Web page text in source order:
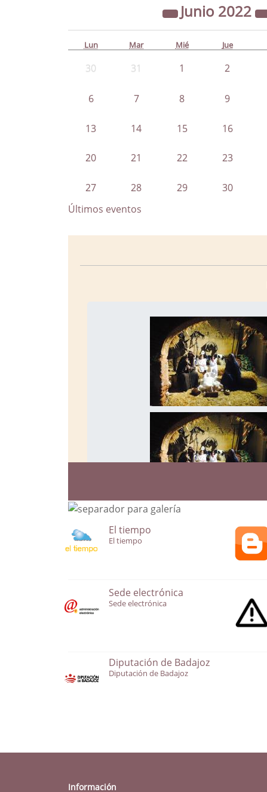
Junio 2022
Lun Mar Mié Jue
30 31 1 2
6 7 8 9
13 14 15 16
20 21 22 23
27 28 29 30
Últimos eventos
El tiempo
El tiempo
Sede electrónica
Sede electrónica
Diputación de Badajoz
Diputación de Badajoz
Información